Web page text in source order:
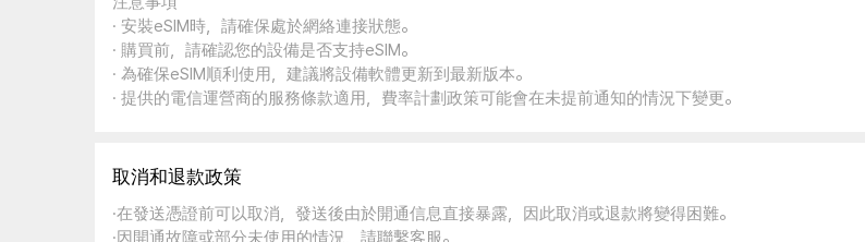
· 安裝eSIM時，請確保處於網絡連接狀態。
· 購買前，請確認您的設備是否支持eSIM。
· 為確保eSIM順利使用，建議將設備軟體更新到最新版本。
· 提供的電信運營商的服務條款適用，費率計劃政策可能會在未提前通知的情況下變更。
取消和退款政策
·在發送憑證前可以取消，發送後由於開通信息直接暴露，因此取消或退款將變得困難。
·因開通故障或部分未使用的情況，請聯繫客服。